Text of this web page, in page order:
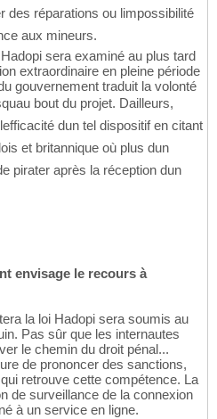
réparations ou limpossibilité
aux mineurs.
sera examiné au plus tard
extraordinaire en pleine période
gouvernement traduit la volonté
bout du projet. Dailleurs,
dun tel dispositif en citant
et britannique où plus dun
pirater après la réception dun
envisage le recours à
la loi Hadopi sera soumis au
Pas sûr que les internautes
le chemin du droit pénal...
de prononcer des sanctions,
retrouve cette compétence. La
de surveillance de la connexion
à un service en ligne.